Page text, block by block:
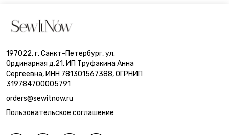
197022, г. Санкт-Петербург, ул.
Ординарная д.21, ИП Труфакина Анна
Сергеевна, ИНН 781301567388, ОГРНИП
319784700005791
orders@sewitnow.ru
Пользовательское соглашение